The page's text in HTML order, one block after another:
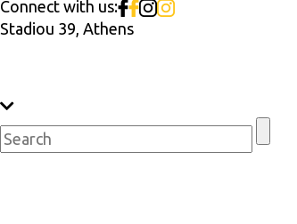
Connect with us:
Stadiou 39, Athens